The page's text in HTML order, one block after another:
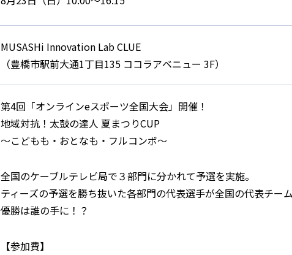
MUSASHi Innovation Lab CLUE
（豊橋市駅前大通1丁目135 ココラアベニュー 3F）
第4回「オンラインeスポーツ全国大会」開催！
地域対抗！太鼓の達人 夏まつりCUP
～こどもも・おとなも・フルコンボ～
全国のケーブルテレビ局で３部門に分かれて予選を実施。
ティーズの予選を勝ち抜いた各部門の代表選手が全国の代表チー
優勝は誰の手に！？
【参加費】